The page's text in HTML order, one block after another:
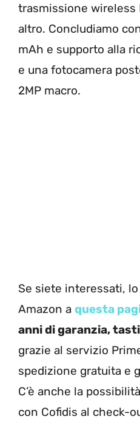
trasmissione
altro. Concludiamo
mAh e supporto alla
e una fotocamera
2MP macro.
Se siete interessati,
Amazon a questa
anni di garanzia,
grazie al servizio
spedizione gratuita e
C’è anche la
con Cofidis al check-